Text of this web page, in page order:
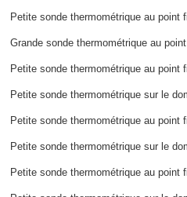
Petite sonde thermométrique au point
Grande sonde thermométrique au
Petite sonde thermométrique au point
Petite sonde thermométrique sur le
Petite sonde thermométrique au point
Petite sonde thermométrique sur le
Petite sonde thermométrique au point